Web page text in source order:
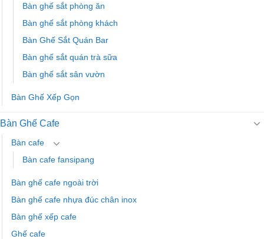
Bàn ghế sắt phòng ăn
Bàn ghế sắt phòng khách
Bàn Ghế Sắt Quán Bar
Bàn ghế sắt quán trà sữa
Bàn ghế sắt sân vườn
Bàn Ghế Xếp Gọn
Bàn Ghế Cafe
Bàn cafe
Bàn cafe fansipang
Bàn ghế cafe ngoài trời
Bàn ghế cafe nhựa đúc chân inox
Bàn ghế xếp cafe
Ghế cafe